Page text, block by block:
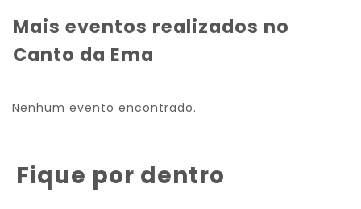
Mais eventos realizados no
Canto da Ema
Nenhum evento encontrado.
Fique por dentro